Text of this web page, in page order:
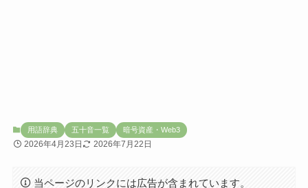
用語辞典 五十音一覧 暗号資産・Web3
2026年4月23日 2026年7月22日
当ページのリンクには広告が含まれています。